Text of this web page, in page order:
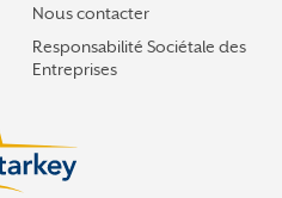
Nous contacter
Responsabilité Sociétale des
Entreprises